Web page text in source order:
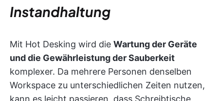
Instandhaltung
Mit Hot Desking wird die Wartung der Geräte
und die Gewährleistung der Sauberkeit
komplexer. Da mehrere Personen denselben
Workspace zu unterschiedlichen Zeiten nutzen,
kann es leicht passieren, dass Schreibtische